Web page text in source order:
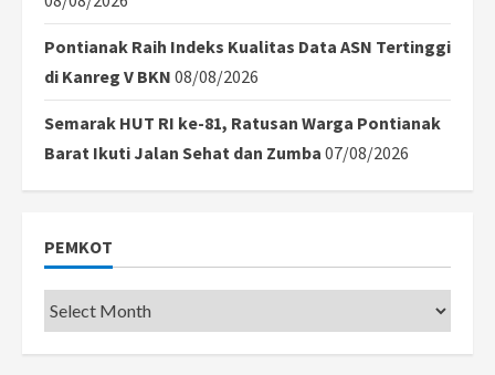
Pontianak Raih Indeks Kualitas Data ASN Tertinggi
di Kanreg V BKN 08/08/2026
Semarak HUT RI ke-81, Ratusan Warga Pontianak
Barat Ikuti Jalan Sehat dan Zumba 07/08/2026
PEMKOT
Pemkot